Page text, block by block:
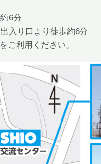
6分
入り口より徒歩約6分
ご利用ください。